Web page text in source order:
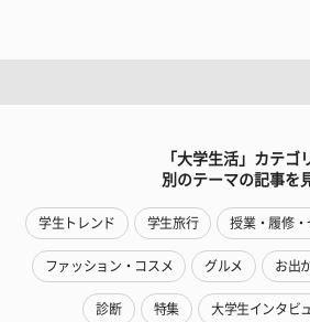
「大学生活」カテゴ
別のテーマの記事を
学生トレンド 学生旅行 授業・履修・
ファッション・コスメ グルメ お出
診断 特集 大学生インタビ